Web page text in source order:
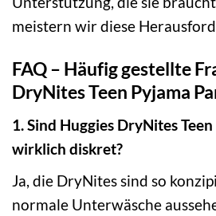
meistern wir diese
FAQ – Häufig gestellte
DryNites Teen Pyjama
1. Sind Huggies DryNites
wirklich diskret?
Ja, die DryNites sind so
normale Unterwäsche